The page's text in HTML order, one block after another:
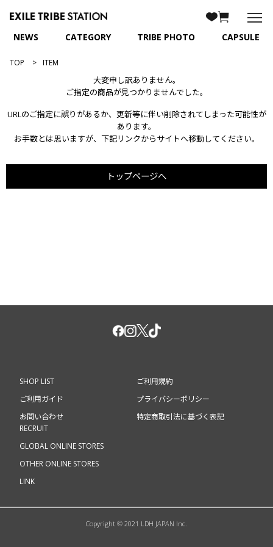
NEWS CATEGORY TRIBE PHOTO CAPSULE
TOP ITEM
大変申し訳ありません。
ご指定の商品が見つかりませんでした。
URLのご指定に誤りがあるか、更新等に伴い削除されてしまった可能性が
あります。
お手数とは思いますが、下記リンクからサイトへ移動してください。
トップページへ
SHOP LIST
ご利用ガイド
お問い合わせ
ご利用規約
プライバシーポリシー
特定商取引法に基づく表記
RECRUIT
GLOBAL ONLINE STORES
OTHER ONLINE STORES
LINK
Copyright © 2021 LDH JAPAN Inc.